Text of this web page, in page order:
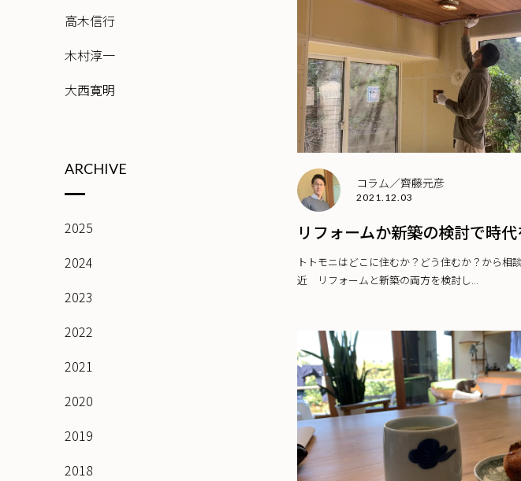
コラム／齊藤元彦
2021.12.03
リフォームか新築の検討で時
トトモニはどこに住むか？どう住むか？から相
近 リフォームと新築の両方を検討し...
高木信行
木村淳一
大西寛明
ARCHIVE
2025
2024
2023
2022
2021
2020
2019
2018